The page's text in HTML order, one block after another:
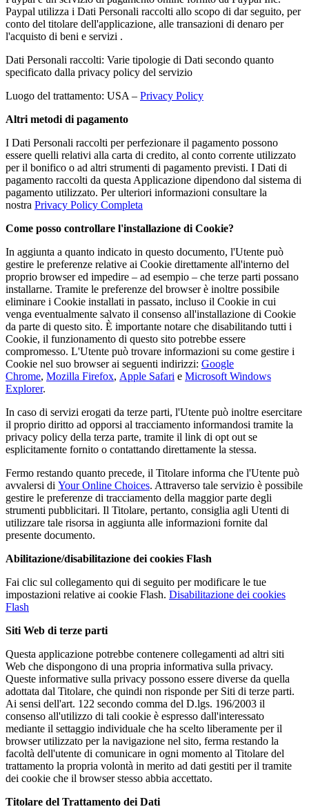
Paypal utilizza i Dati Personali raccolti allo scopo di dar seguito, per
conto del titolare dell'applicazione, alle transazioni di denaro per
l'acquisto di beni e servizi .
Dati Personali raccolti: Varie tipologie di Dati secondo quanto
specificato dalla privacy policy del servizio
Luogo del trattamento: USA – Privacy Policy
Altri metodi di pagamento
I Dati Personali raccolti per perfezionare il pagamento possono
essere quelli relativi alla carta di credito, al conto corrente utilizzato
per il bonifico o ad altri strumenti di pagamento previsti. I Dati di
pagamento raccolti da questa Applicazione dipendono dal sistema di
pagamento utilizzato. Per ulteriori informazioni consultare la
nostra Privacy Policy Completa
Come posso controllare l'installazione di Cookie?
In aggiunta a quanto indicato in questo documento, l'Utente può
gestire le preferenze relative ai Cookie direttamente all'interno del
proprio browser ed impedire – ad esempio – che terze parti possano
installarne. Tramite le preferenze del browser è inoltre possibile
eliminare i Cookie installati in passato, incluso il Cookie in cui
venga eventualmente salvato il consenso all'installazione di Cookie
da parte di questo sito. È importante notare che disabilitando tutti i
Cookie, il funzionamento di questo sito potrebbe essere
compromesso. L'Utente può trovare informazioni su come gestire i
Cookie nel suo browser ai seguenti indirizzi: Google
Chrome, Mozilla Firefox, Apple Safari e Microsoft Windows
Explorer.
In caso di servizi erogati da terze parti, l'Utente può inoltre esercitare
il proprio diritto ad opporsi al tracciamento informandosi tramite la
privacy policy della terza parte, tramite il link di opt out se
esplicitamente fornito o contattando direttamente la stessa.
Fermo restando quanto precede, il Titolare informa che l'Utente può
avvalersi di Your Online Choices. Attraverso tale servizio è possibile
gestire le preferenze di tracciamento della maggior parte degli
strumenti pubblicitari. Il Titolare, pertanto, consiglia agli Utenti di
utilizzare tale risorsa in aggiunta alle informazioni fornite dal
presente documento.
Abilitazione/disabilitazione dei cookies Flash
Fai clic sul collegamento qui di seguito per modificare le tue
impostazioni relative ai cookie Flash. Disabilitazione dei cookies
Flash
Siti Web di terze parti
Questa applicazione potrebbe contenere collegamenti ad altri siti
Web che dispongono di una propria informativa sulla privacy.
Queste informative sulla privacy possono essere diverse da quella
adottata dal Titolare, che quindi non risponde per Siti di terze parti.
Ai sensi dell'art. 122 secondo comma del D.lgs. 196/2003 il
consenso all'utilizzo di tali cookie è espresso dall'interessato
mediante il settaggio individuale che ha scelto liberamente per il
browser utilizzato per la navigazione nel sito, ferma restando la
facoltà dell'utente di comunicare in ogni momento al Titolare del
trattamento la propria volontà in merito ad dati gestiti per il tramite
dei cookie che il browser stesso abbia accettato.
Titolare del Trattamento dei Dati